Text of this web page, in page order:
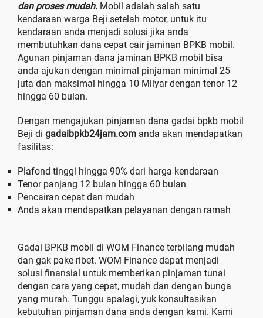
dan proses mudah. Mobil adalah salah satu
kendaraan warga Beji setelah motor, untuk itu
kendaraan anda menjadi solusi jika anda
membutuhkan dana cepat cair jaminan BPKB mobil.
Agunan pinjaman dana jaminan BPKB mobil bisa
anda ajukan dengan minimal pinjaman minimal 25
juta dan maksimal hingga 10 Milyar dengan tenor 12
hingga 60 bulan.
Dengan mengajukan pinjaman dana gadai bpkb mobil
Beji di gadaibpkb24jam.com anda akan mendapatkan
fasilitas:
Plafond tinggi hingga 90% dari harga kendaraan
Tenor panjang 12 bulan hingga 60 bulan
Pencairan cepat dan mudah
Anda akan mendapatkan pelayanan dengan ramah
Gadai BPKB mobil di WOM Finance terbilang mudah
dan gak pake ribet. WOM Finance dapat menjadi
solusi finansial untuk memberikan pinjaman tunai
dengan cara yang cepat, mudah dan dengan bunga
yang murah. Tunggu apalagi, yuk konsultasikan
kebutuhan pinjaman dana anda dengan kami. Kami